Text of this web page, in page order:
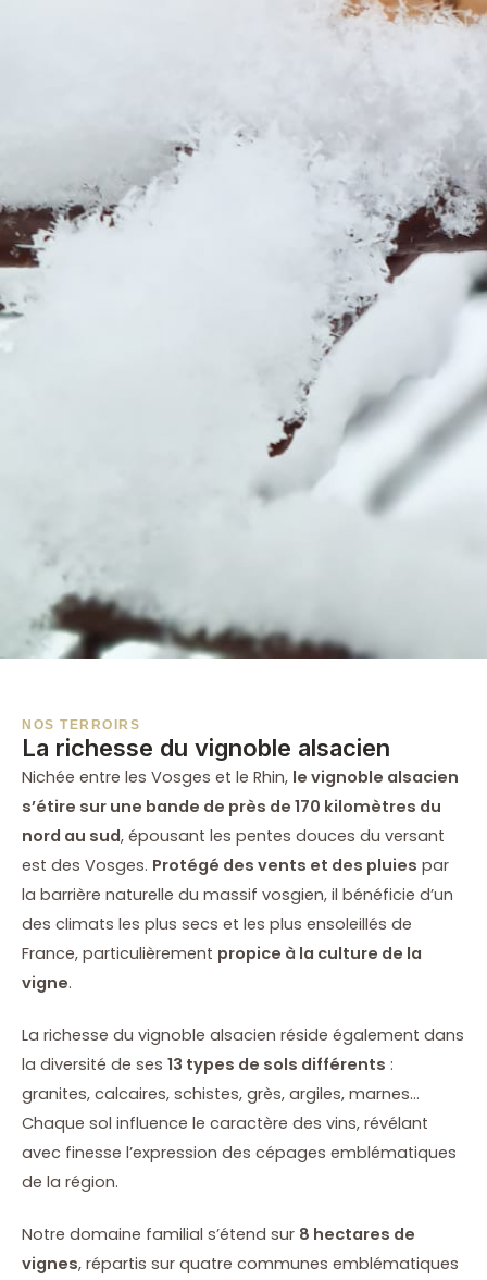
NOS TERROIRS
La richesse du vignoble alsacien
Nichée entre les Vosges et le Rhin, le vignoble alsacien
s’étire sur une bande de près de 170 kilomètres du
nord au sud, épousant les pentes douces du versant
est des Vosges. Protégé des vents et des pluies par
la barrière naturelle du massif vosgien, il bénéficie d’un
des climats les plus secs et les plus ensoleillés de
France, particulièrement propice à la culture de la
vigne.
La richesse du vignoble alsacien réside également dans
la diversité de ses 13 types de sols différents :
granites, calcaires, schistes, grès, argiles, marnes…
Chaque sol influence le caractère des vins, révélant
avec finesse l’expression des cépages emblématiques
de la région.
Notre domaine familial s’étend sur 8 hectares de
vignes, répartis sur quatre communes emblématiques